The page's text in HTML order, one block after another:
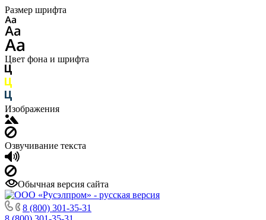
Размер шрифта
Цвет фона и шрифта
Изображения
Озвучивание текста
Обычная версия сайта
8 (800) 301-35-31